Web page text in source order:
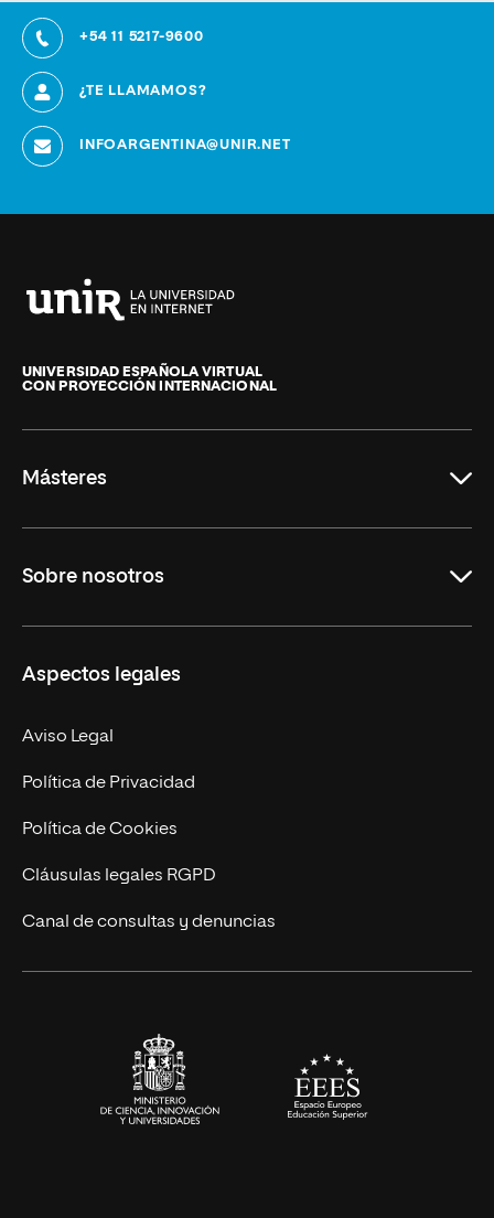
+54 11 5217-9600
¿TE LLAMAMOS?
INFOARGENTINA@UNIR.NET
de
La
UNIVERSIDAD ESPAÑOLA VIRTUAL
CON PROYECCIÓN INTERNACIONAL
Másteres
Derecho
Empresa
MBA
Marketing y Comunicación
Ingeniería
Diseño
Ciencias de la Salud
Sobre nosotros
Nuestro Equipo
Contacto
Aspectos legales
Aviso Legal
Política de Privacidad
Política de Cookies
Cláusulas legales RGPD
Canal de consultas y denuncias